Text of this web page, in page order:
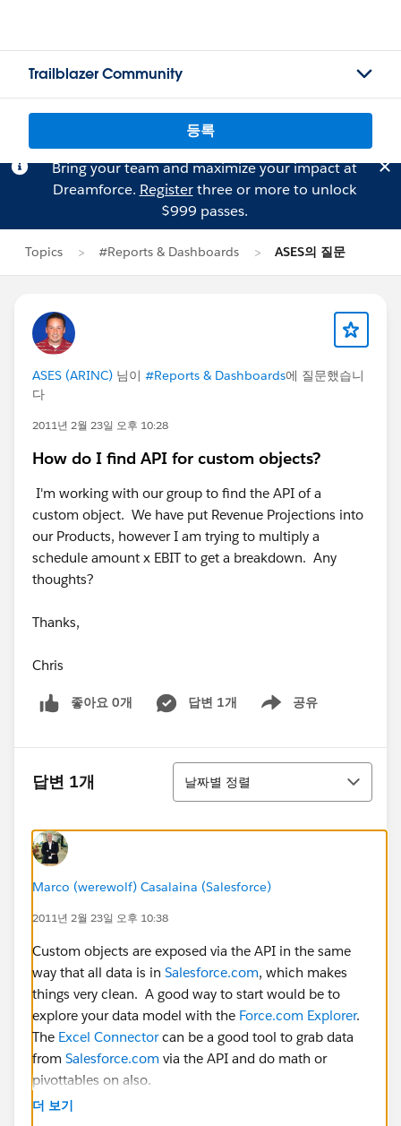
Trailblazer Community
등록
Bring your team and maximize your impact at
Dreamforce. Registerthree or more to unlock
$999 passes.
Topics #Reports & Dashboards ASES의 질문
ASES (ARINC) 님이 #Reports & Dashboards에 질문했습니
다
2011년 2월 23일 오후 10:28
How do I find API for custom objects?
I'm working with our group to find the API of a
custom object. We have put Revenue Projections into
our Products, however I am trying to multiply a
schedule amount x EBIT to get a breakdown. Any
thoughts?
Thanks,
Chris
좋아요 0개 답변 1개 공유
Show menu
답변 1개
정렬
날짜별 정렬
Marco (werewolf) Casalaina (Salesforce)
2011년 2월 23일 오후 10:38
Custom objects are exposed via the API in the same
way that all data is in Salesforce.com, which makes
things very clean. A good way to start would be to
explore your data model with the Force.com Explorer.
The Excel Connectorcan be a good tool to grab data
from Salesforce.com via the API and do math or
pivottables on also.
더 보기